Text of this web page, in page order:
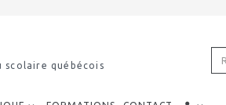
scolaire québécois